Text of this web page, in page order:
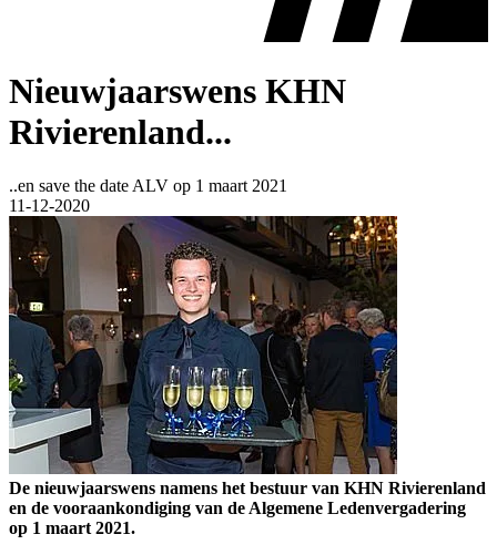
Nieuwjaarswens KHN
Rivierenland...
..en save the date ALV op 1 maart 2021
11-12-2020
De nieuwjaarswens namens het bestuur van KHN Rivierenland
en de vooraankondiging van de Algemene Ledenvergadering
op 1 maart 2021.